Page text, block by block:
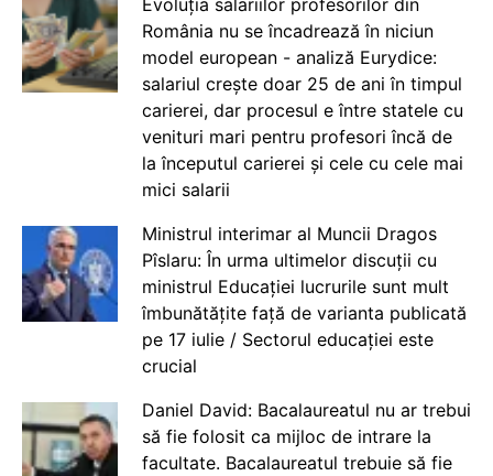
România nu se încadrează în niciun
model european - analiză Eurydice:
salariul crește doar 25 de ani în timpul
carierei, dar procesul e între statele cu
venituri mari pentru profesori încă de
la începutul carierei și cele cu cele mai
mici salarii
Ministrul interimar al Muncii Dragos
Pîslaru: În urma ultimelor discuții cu
ministrul Educației lucrurile sunt mult
îmbunătățite față de varianta publicată
pe 17 iulie / Sectorul educației este
crucial
Daniel David: Bacalaureatul nu ar trebui
să fie folosit ca mijloc de intrare la
facultate. Bacalaureatul trebuie să fie